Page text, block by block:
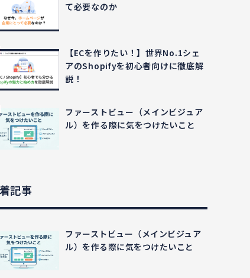
て必要なのか
【ECを作りたい！】世界No.1シェ
アのShopifyを初心者向けに徹底解
説！
ファーストビュー（メインビジュア
ル）を作る際に気をつけたいこと
記事
ファーストビュー（メインビジュア
ル）を作る際に気をつけたいこと